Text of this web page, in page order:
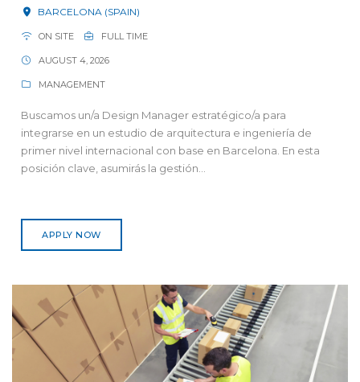
BARCELONA (SPAIN)
ON SITE FULL TIME
AUGUST 4, 2026
MANAGEMENT
Buscamos un/a Design Manager estratégico/a para
integrarse en un estudio de arquitectura e ingeniería de
primer nivel internacional con base en Barcelona. En esta
posición clave, asumirás la gestión...
APPLY NOW